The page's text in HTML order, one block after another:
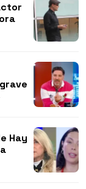
Hay